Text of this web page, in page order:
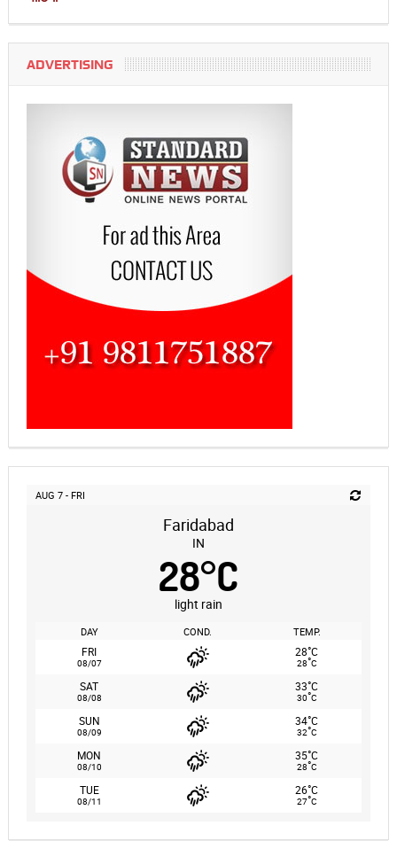
ADVERTISING
AUG 7 - FRI
Faridabad
IN
28°C
light rain
DAY COND. TEMP.
FRI
08/07
28°C
28°C
SAT
08/08
33°C
30°C
SUN
08/09
34°C
32°C
MON
08/10
35°C
28°C
TUE
08/11
26°C
27°C